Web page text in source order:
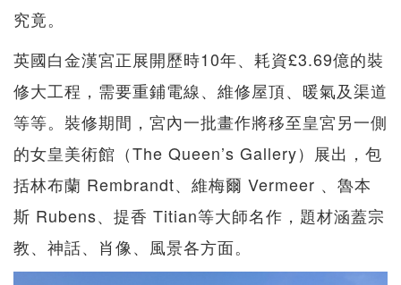
究竟。
英國白金漢宮正展開歷時10年、耗資£3.69億的裝
修大工程，需要重鋪電線、維修屋頂、暖氣及渠道
等等。裝修期間，宮內一批畫作將移至皇宮另一側
的女皇美術館（The Queen’s Gallery）展出，包
括林布蘭 Rembrandt、維梅爾 Vermeer 、魯本
斯 Rubens、提香 Titian等大師名作，題材涵蓋宗
教、神話、肖像、風景各方面。